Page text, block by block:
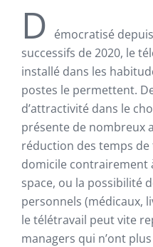
D émocratisé
successifs de 2020, le
installé dans les
postes le permettent.
d’attractivité dans le
présente de nombreux
réduction des temps
domicile contrairement
space, ou la possibilité
personnels (médicaux,
le télétravail peut vite
managers qui n’ont